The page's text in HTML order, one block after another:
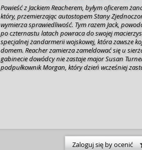
Powieść z Jackiem Reacherem, byłym oficerem
który, przemierzając autostopem Stany
wymierza sprawiedliwość. Tym razem Jack,
po czternastu latach powraca do swojej
specjalnej żandarmerii wojskowej, która zawsze
domem. Reacher zamierza zameldować się u
gabinecie dowódcy nie zastaje major Susan
podpułkownik Morgan, który dzień wcześniej
odpowiednich przepisów nadal podlega
oznacza, że podpułkownik może powołać go z
wojskowej. Jack zachowuje swój stopień, lecz nie
Zaloguj się by ocenić